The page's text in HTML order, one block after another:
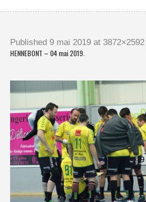
Published 9 mai 2019 at
HENNEBONT – 04 mai 2019.